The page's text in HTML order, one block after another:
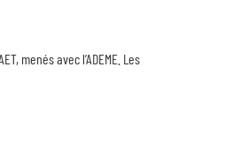
menés avec l’ADEME. Les